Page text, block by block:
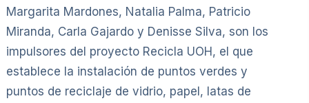
Margarita Mardones, Natalia Palma, Patricio
Miranda, Carla Gajardo y Denisse Silva, son los
impulsores del proyecto Recicla UOH, el que
establece la instalación de puntos verdes y
puntos de reciclaje de vidrio, papel, latas de